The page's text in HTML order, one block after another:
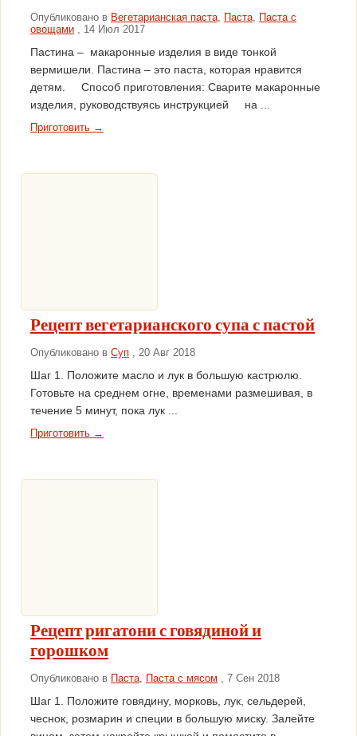
Опубликовано в Вегетарианская паста, Паста, Паста с
овощами , 14 Июл 2017
Пастина – макаронные изделия в виде тонкой
вермишели. Пастина – это паста, которая нравится
детям. Способ приготовления: Сварите макаронные
изделия, руководствуясь инструкцией на ...
Приготовить →
Рецепт вегетарианского супа с пастой
Опубликовано в Суп , 20 Авг 2018
Шаг 1. Положите масло и лук в большую кастрюлю.
Готовьте на среднем огне, временами размешивая, в
течение 5 минут, пока лук ...
Приготовить →
Рецепт ригатони с говядиной и
горошком
Опубликовано в Паста, Паста с мясом , 7 Сен 2018
Шаг 1. Положите говядину, морковь, лук, сельдерей,
чеснок, розмарин и специи в большую миску. Залейте